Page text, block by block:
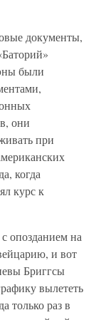
документы,
были
они
при
когда
курс к
опозданием на
и вот
Бриггсы
вылететь
только раз в